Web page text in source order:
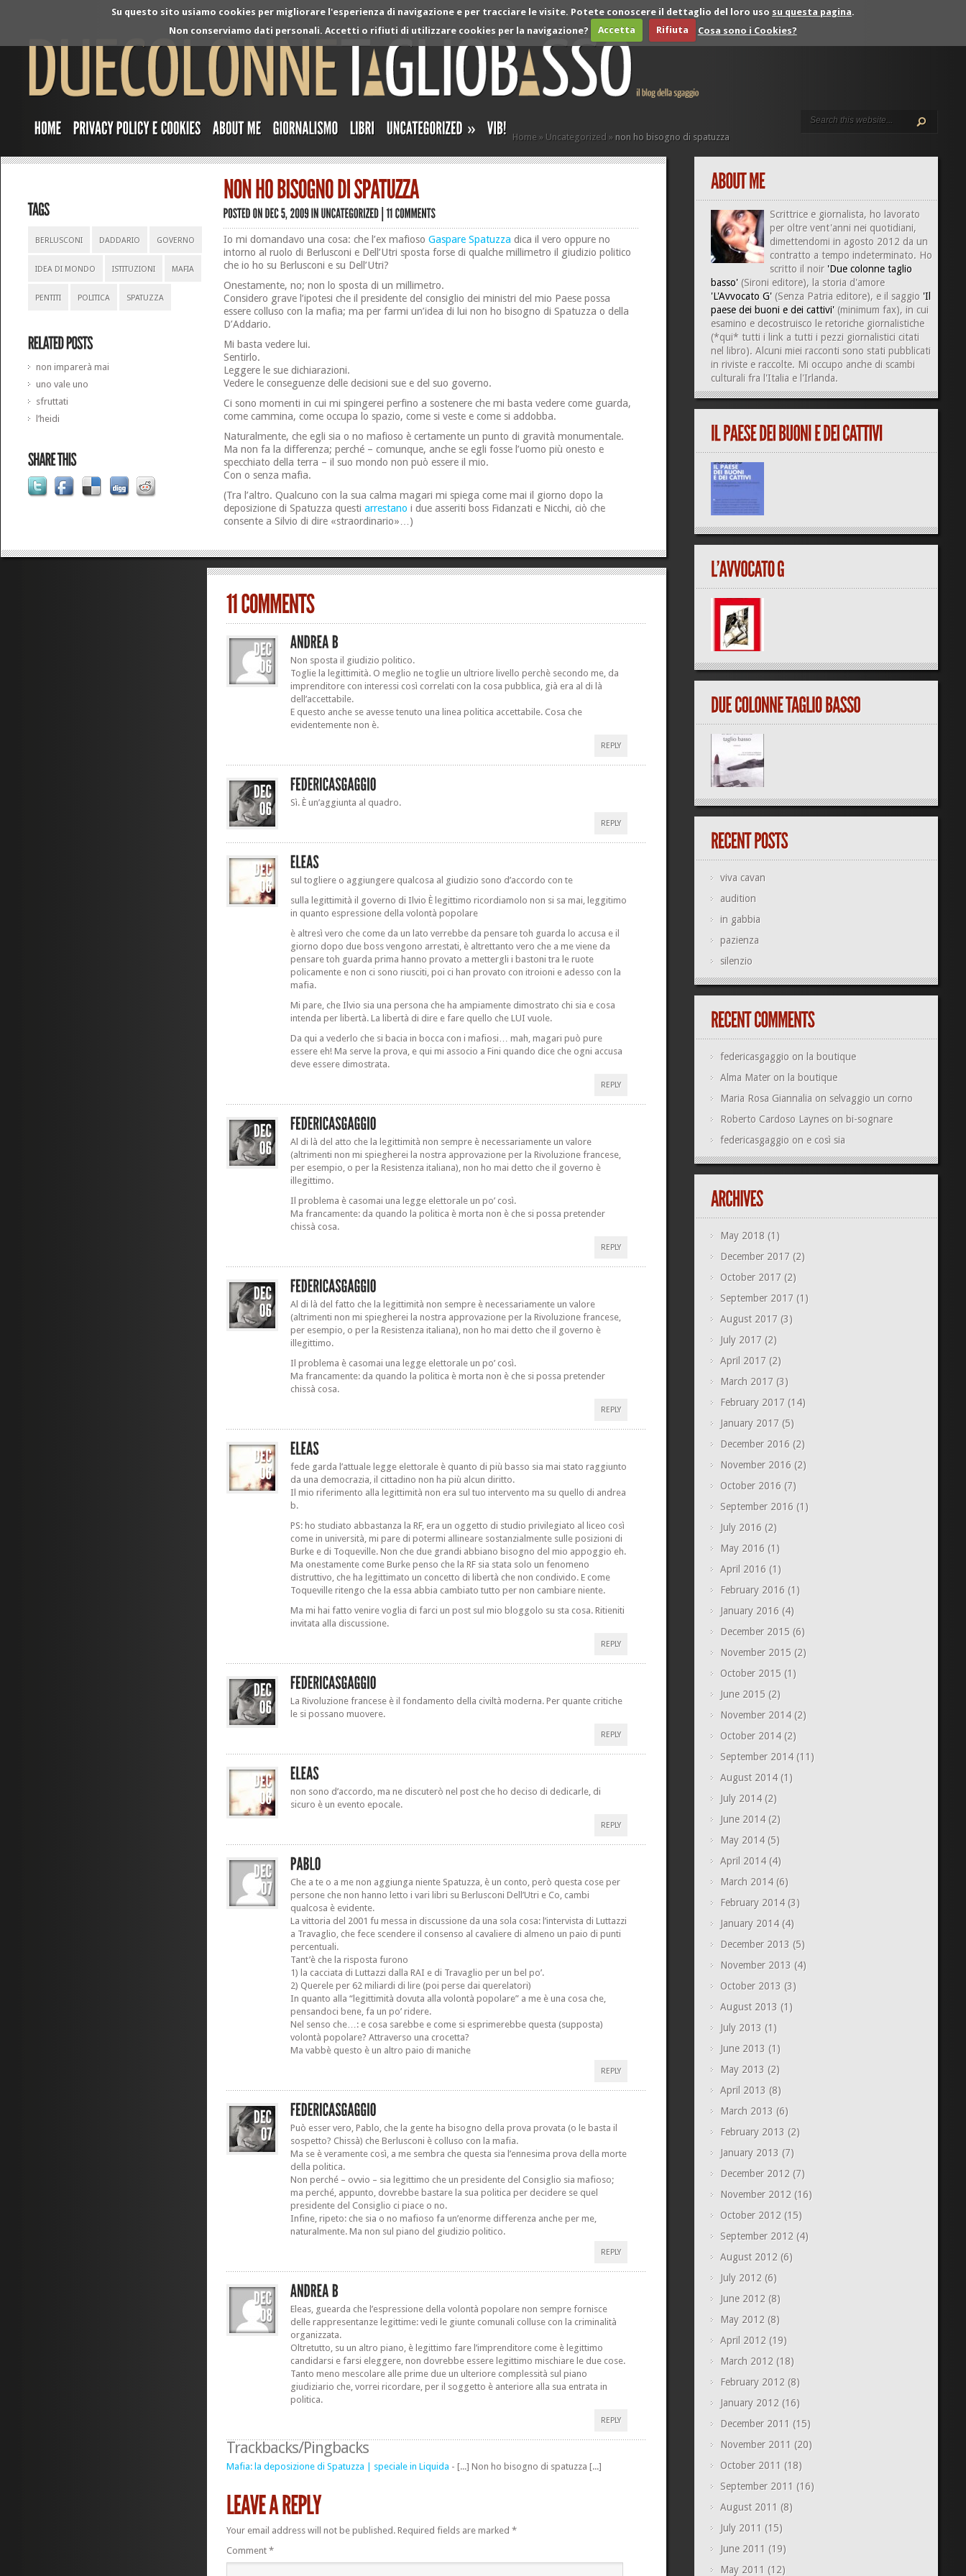
Su questo sito usiamo cookies per migliorare l'esperienza di navigazione e per tracciare le visite. Potete conoscere il dettaglio del loro uso su questa pagina.
Non conserviamo dati personali. Accetti o rifiuti di utilizzare cookies per la navigazione?
Accetta Rifiuta Cosa sono i Cookies?
» Home » Uncategorized » non ho bisogno di spatuzza
BERLUSCONI DADDARIO GOVERNO
IDEA DI MONDO ISTITUZIONI MAFIA
PENTITI POLITICA SPATUZZA
non imparerà mai
uno vale uno
sfruttati
l’heidi
Io mi domandavo una cosa: che l’ex mafiosoGaspare Spatuzza dica il vero oppure no
intorno al ruolo di Berlusconi e Dell’Utri sposta forse di qualche millimetro il giudizio politico
che io ho su Berlusconi e su Dell’Utri?
Onestamente, no; non lo sposta di un millimetro.
Considero grave l’ipotesi che il presidente del consiglio dei ministri del mio Paese possa
essere colluso con la mafia; ma per farmi un’idea di lui non ho bisogno di Spatuzza o della
D’Addario.
Mi basta vedere lui.
Sentirlo.
Leggere le sue dichiarazioni.
Vedere le conseguenze delle decisioni sue e del suo governo.
Ci sono momenti in cui mi spingerei perfino a sostenere che mi basta vedere come guarda,
come cammina, come occupa lo spazio, come si veste e come si addobba.
Naturalmente, che egli sia o no mafioso è certamente un punto di gravità monumentale.
Ma non fa la differenza; perché – comunque, anche se egli fosse l’uomo più onesto e
specchiato della terra – il suo mondo non può essere il mio.
Con o senza mafia.
(Tra l’altro. Qualcuno con la sua calma magari mi spiega come mai il giorno dopo la
deposizione di Spatuzza questiarrestano i due asseriti boss Fidanzati e Nicchi, ciò che
consente a Silvio di dire «straordinario»…)
Non sposta il giudizio politico.
Toglie la legittimità. O meglio ne toglie un ultriore livello perchè secondo me, da
imprenditore con interessi così correlati con la cosa pubblica, già era al di là
dell’accettabile.
E questo anche se avesse tenuto una linea politica accettabile. Cosa che
evidentemente non è.
REPLY
Sì. È un’aggiunta al quadro.
REPLY
sul togliere o aggiungere qualcosa al giudizio sono d’accordo con te
sulla legittimità il governo di Ilvio È legittimo ricordiamolo non si sa mai, leggitimo
in quanto espressione della volontà popolare
è altresì vero che come da un lato verrebbe da pensare toh guarda lo accusa e il
giorno dopo due boss vengono arrestati, è altrettanto vero che a me viene da
pensare toh guarda prima hanno provato a mettergli i bastoni tra le ruote
policamente e non ci sono riusciti, poi ci han provato con itroioni e adesso con la
mafia.
Mi pare, che Ilvio sia una persona che ha ampiamente dimostrato chi sia e cosa
intenda per libertà. La libertà di dire e fare quello che LUI vuole.
Da qui a vederlo che si bacia in bocca con i mafiosi… mah, magari può pure
essere eh! Ma serve la prova, e qui mi associo a Fini quando dice che ogni accusa
deve essere dimostrata.
REPLY
Al di là del atto che la legittimità non sempre è necessariamente un valore
(altrimenti non mi spiegherei la nostra approvazione per la Rivoluzione francese,
per esempio, o per la Resistenza italiana), non ho mai detto che il governo è
illegittimo.
Il problema è casomai una legge elettorale un po’ così.
Ma francamente: da quando la politica è morta non è che si possa pretender
chissà cosa.
REPLY
Al di là del fatto che la legittimità non sempre è necessariamente un valore
(altrimenti non mi spiegherei la nostra approvazione per la Rivoluzione francese,
per esempio, o per la Resistenza italiana), non ho mai detto che il governo è
illegittimo.
Il problema è casomai una legge elettorale un po’ così.
Ma francamente: da quando la politica è morta non è che si possa pretender
chissà cosa.
REPLY
fede garda l’attuale legge elettorale è quanto di più basso sia mai stato raggiunto
da una democrazia, il cittadino non ha più alcun diritto.
Il mio riferimento alla legittimità non era sul tuo intervento ma su quello di andrea
b.
PS: ho studiato abbastanza la RF, era un oggetto di studio privilegiato al liceo così
come in università, mi pare di potermi allineare sostanzialmente sulle posizioni di
Burke e di Toqueville. Non che due grandi abbiano bisogno del mio appoggio eh.
Ma onestamente come Burke penso che la RF sia stata solo un fenomeno
distruttivo, che ha legittimato un concetto di libertà che non condivido. E come
Toqueville ritengo che la essa abbia cambiato tutto per non cambiare niente.
Ma mi hai fatto venire voglia di farci un post sul mio bloggolo su sta cosa. Ritieniti
invitata alla discussione.
REPLY
La Rivoluzione francese è il fondamento della civiltà moderna. Per quante critiche
le si possano muovere.
REPLY
non sono d’accordo, ma ne discuterò nel post che ho deciso di dedicarle, di
sicuro è un evento epocale.
REPLY
Che a te o a me non aggiunga niente Spatuzza, è un conto, però questa cose per
persone che non hanno letto i vari libri su Berlusconi Dell’Utri e Co, cambi
qualcosa è evidente.
La vittoria del 2001 fu messa in discussione da una sola cosa: l’intervista di Luttazzi
a Travaglio, che fece scendere il consenso al cavaliere di almeno un paio di punti
percentuali.
Tant’è che la risposta furono
1) la cacciata di Luttazzi dalla RAI e di Travaglio per un bel po’.
2) Querele per 62 miliardi di lire (poi perse dai querelatori)
In quanto alla “legittimità dovuta alla volontà popolare” a me è una cosa che,
pensandoci bene, fa un po’ ridere.
Nel senso che…: e cosa sarebbe e come si esprimerebbe questa (supposta)
volontà popolare? Attraverso una crocetta?
Ma vabbè questo è un altro paio di maniche
REPLY
Può esser vero, Pablo, che la gente ha bisogno della prova provata (o le basta il
sospetto? Chissà) che Berlusconi è colluso con la mafia.
Ma se è veramente così, a me sembra che questa sia l’ennesima prova della morte
della politica.
Non perché – ovvio – sia legittimo che un presidente del Consiglio sia mafioso;
ma perché, appunto, dovrebbe bastare la sua politica per decidere se quel
presidente del Consiglio ci piace o no.
Infine, ripeto: che sia o no mafioso fa un’enorme differenza anche per me,
naturalmente. Ma non sul piano del giudizio politico.
REPLY
Eleas, guearda che l’espressione della volontà popolare non sempre fornisce
delle rappresentanze legittime: vedi le giunte comunali colluse con la criminalità
organizzata.
Oltretutto, su un altro piano, è legittimo fare l’imprenditore come è legittimo
candidarsi e farsi eleggere, non dovrebbe essere legittimo mischiare le due cose.
Tanto meno mescolare alle prime due un ulteriore complessità sul piano
giudiziario che, vorrei ricordare, per il soggetto è anteriore alla sua entrata in
politica.
REPLY
Trackbacks/Pingbacks
Mafia: la deposizione di Spatuzza | speciale in Liquida - [...] Non ho bisogno di spatuzza [...]
Your email address will not be published. Required fields are marked *
Comment *
Scrittrice e giornalista, ho lavorato
per oltre vent'anni nei quotidiani,
dimettendomi in agosto 2012 da un
contratto a tempo indeterminato. Ho
scritto il noir 'Due colonne taglio
basso'(Sironi editore), la storia d'amore
'L'Avvocato G'(Senza Patria editore), e il saggio 'Il
paese dei buoni e dei cattivi'(minimum fax), in cui
esamino e decostruisco le retoriche giornalistiche
(*qui* tutti i link a tutti i pezzi giornalistici citati
nel libro). Alcuni miei racconti sono stati pubblicati
in riviste e raccolte. Mi occupo anche di scambi
culturalifra l'Italia e l'Irlanda.
viva cavan
audition
in gabbia
pazienza
silenzio
federicasgaggioon la boutique
Alma Materon la boutique
Maria Rosa Giannalia on selvaggio un corno
Roberto Cardoso Layneson bi-sognare
federicasgaggioon e così sia
May 2018(1)
December 2017(2)
October 2017(2)
September 2017(1)
August 2017(3)
July 2017(2)
April 2017(2)
March 2017(3)
February 2017(14)
January 2017(5)
December 2016(2)
November 2016(2)
October 2016(7)
September 2016(1)
July 2016(2)
May 2016(1)
April 2016(1)
February 2016(1)
January 2016(4)
December 2015(6)
November 2015(2)
October 2015(1)
June 2015(2)
November 2014(2)
October 2014(2)
September 2014(11)
August 2014(1)
July 2014(2)
June 2014(2)
May 2014(5)
April 2014(4)
March 2014(6)
February 2014(3)
January 2014(4)
December 2013 (5)
November 2013 (4)
October 2013 (3)
August 2013 (1)
July 2013 (1)
June 2013 (1)
May 2013 (2)
April 2013 (8)
March 2013 (6)
February 2013 (2)
January 2013 (7)
December 2012(7)
November 2012(16)
October 2012(15)
September 2012(4)
August 2012(6)
July 2012(6)
June 2012(8)
May 2012(8)
April 2012(19)
March 2012(18)
February 2012(8)
January 2012(16)
December 2011 (15)
November 2011 (20)
October 2011 (18)
September 2011 (16)
August 2011 (8)
July 2011 (15)
June 2011 (19)
May 2011 (12)